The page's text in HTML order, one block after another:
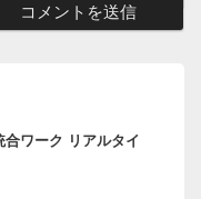
ワーク リアルタイ